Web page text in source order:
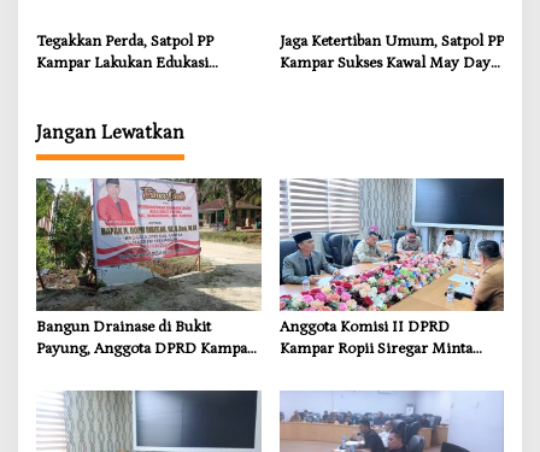
Wawasan Global
Tegakkan Perda, Satpol PP
Kampar Lakukan Edukasi
Jaga Ketertiban Umum, Satpol PP
Kampar Sukses Kawal May Day
Jangan Lewatkan
Bangun Drainase di Bukit
Payung, Anggota DPRD Kampar
Infrastruktur yang Menyentuh
Kebutuhan Dasar
Anggota Komisi II DPRD
Kampar Ropii Siregar Minta
Ancaman Kekosongan Obat
demi Wujudkan Kampar Dihati